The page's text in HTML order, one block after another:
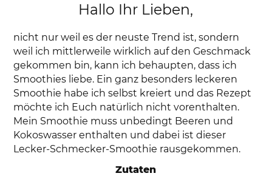
Hallo Ihr Lieben,
nicht nur weil es der neuste Trend ist, sondern
weil ich mittlerweile wirklich auf den Geschmack
gekommen bin, kann ich behaupten, dass ich
Smoothies liebe. Ein ganz besonders leckeren
Smoothie habe ich selbst kreiert und das Rezept
möchte ich Euch natürlich nicht vorenthalten.
Mein Smoothie muss unbedingt Beeren und
Kokoswasser enthalten und dabei ist dieser
Lecker-Schmecker-Smoothie rausgekommen.
Zutaten